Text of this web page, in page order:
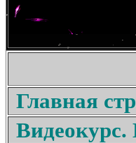
Главная
Видеокурс.